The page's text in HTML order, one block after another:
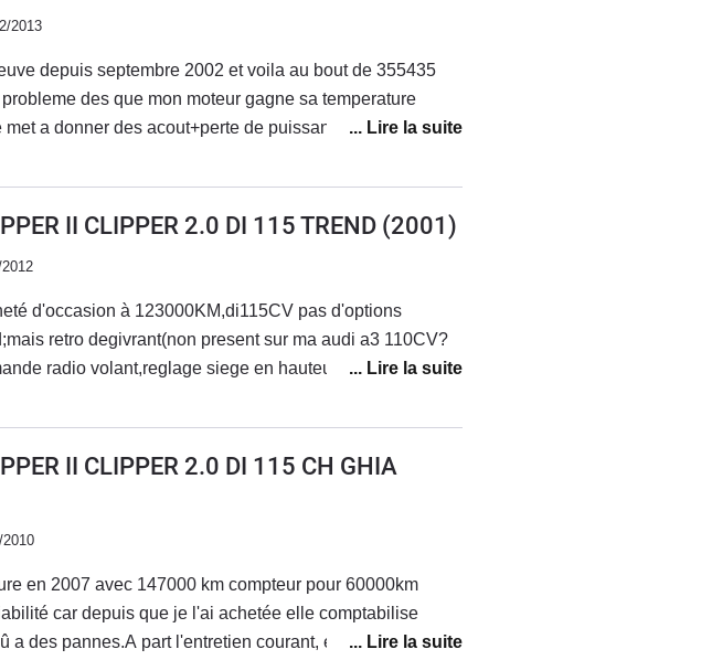
2013
depuis septembre 2002 et voila au bout de 355435
des que mon moteur gagne sa temperature
met a donner des acout+perte de puissance et grosse
si quelqu'un peu me répondre merci d'avance
II CLIPPER 2.0 DI 115 TREND (2001)
d'occasion à 123000KM,di115CV pas d'options
retro degivrant(non present sur ma audi a3 110CV?
radio volant,reglage siege en hauteur electrique,clim
particulier qui previent son remplacement.......ET
230000 et aucun probleme entre temps,pieces
toutes les revues automobiles),tres present dans
oublier à vitesse constante.Ca va on n'a pas un
jamais vu sur d'autres vehicules(les enfants sont
on peut mettre ce que l'on veut dans cette
sans probleme,jamais surpris par la pluie,vive pour son
II CLIPPER 2.0 DI 115 CH GHIA
2010
en 2007 avec 147000 km compteur pour 60000km
car depuis que je l'ai achetée elle comptabilise
a des pannes.A part l'entretien courant, elle m'a coutée